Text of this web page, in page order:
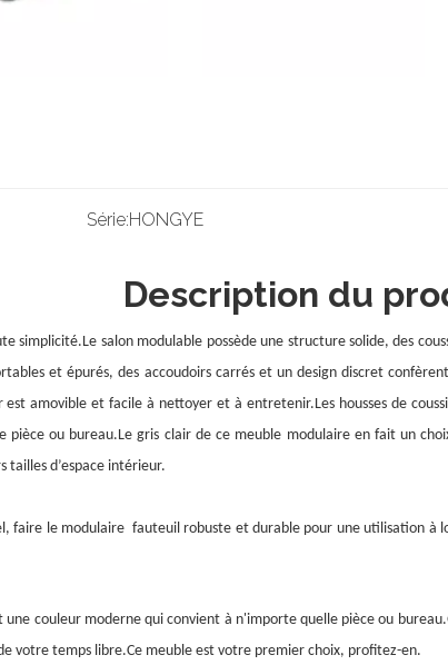
Série:HONGYE
Description du
simplicité.Le salon modulable possède une structure solide, des
et épurés, des accoudoirs carrés et un design discret
amovible et facile à nettoyer et à entretenir.Les housses de
ou bureau.Le gris clair de ce meuble modulaire en fait un
tailles d’espace intérieur.
, faire le modulairefauteuil robuste et durable pour une utilisation à
couleur moderne qui convient à n'importe quelle pièce ou
votre temps libre.Ce meuble est votre premier choix, profitez-en.